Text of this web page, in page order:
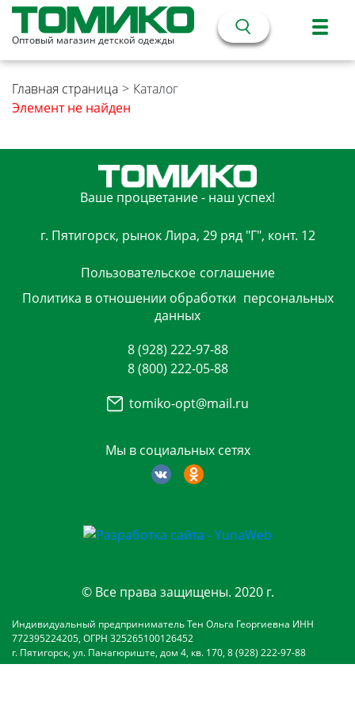
Оптовый магазин детской одежды
Главная страница > Каталог
Элемент не найден
Ваше процветание - наш успех!
г. Пятигорск, рынок Лира, 29 ряд "Г", конт. 12
Пользовательское соглашение
Политика в отношении обработки персональных
данных
Мы в социальных сетях
8 (928) 222-97-88
8 (800) 222-05-88
tomiko-opt@mail.ru
© Все права защищены. 2020 г.
Индивидуальный предприниматель Тен Ольга Георгиевна ИНН
772395224205, ОГРН 325265100126452
г. Пятигорск, ул. Панагюриште, дом 4, кв. 170, 8 (928) 222-97-88